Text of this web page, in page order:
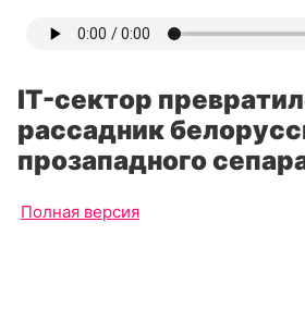
IT-сектор
рассадник
прозападного
Полная версия